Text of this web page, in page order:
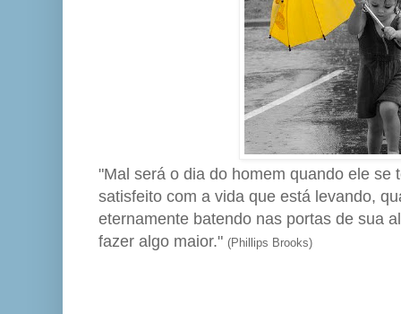
"Mal será o dia do homem quando ele se
satisfeito com a vida que está levando,
eternamente batendo nas portas de sua
fazer algo maior." (Phillips Brooks)